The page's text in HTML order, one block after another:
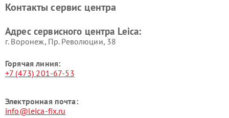
Контакты сервис центра
Адрес сервисного центра Leica:
г. Воронеж, Пр. Революции, 38
Горячая линия:
+7 (473) 201-67-53
Электронная почта:
info@leica-fix.ru